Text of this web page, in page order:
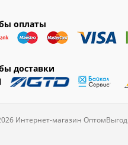
оплаты
доставки
Интернет-магазин